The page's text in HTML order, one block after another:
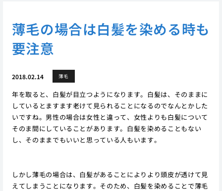
薄毛の場合は白髪を染める時も
要注意
2018.02.14 薄毛
年を取ると、白髪が目立つようになります。白髪は、そのままに
しているとますます老けて見られることになるのでなんとかした
いですね。男性の場合は女性と違って、女性よりも白髪について
そのま間にしていることがあります。白髪を染めることもない
し、そのままでもいいと思っている人もいます。
しかし薄毛の場合は、白髪があることによりより頭皮が透けて見
えてしまうことになります。そのため、白髪を染めることで薄毛